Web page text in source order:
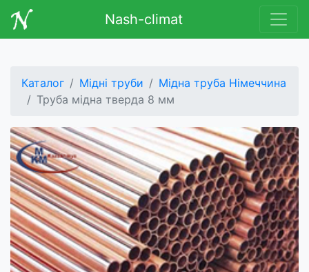
Nash-climat
Каталог Мідні труби
Мідна труба Німеччина
Труба мідна тверда 8 мм